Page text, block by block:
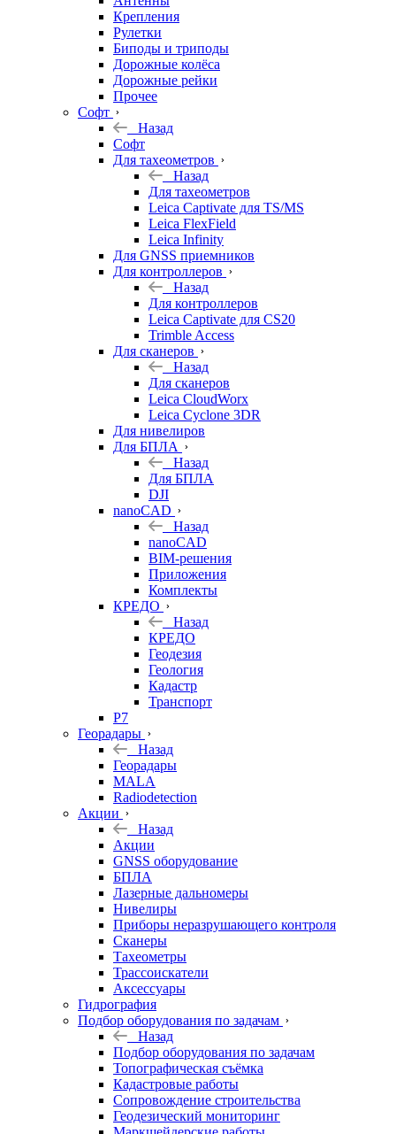
Крепления
Рулетки
Биподы и триподы
Дорожные колёса
Дорожные рейки
Прочее
Софт
Назад
Софт
Для тахеометров
Назад
Для тахеометров
Leica Captivate для TS/MS
Leica FlexField
Leica Infinity
Для GNSS приемников
Для контроллеров
Назад
Для контроллеров
Leica Captivate для CS20
Trimble Access
Для сканеров
Назад
Для сканеров
Leica CloudWorx
Leica Cyclone 3DR
Для нивелиров
Для БПЛА
Назад
Для БПЛА
DJI
nanoCAD
Назад
nanoCAD
BIM-решения
Приложения
Комплекты
КРЕДО
Назад
КРЕДО
Геодезия
Геология
Кадастр
Транспорт
Р7
Георадары
Назад
Георадары
MALA
Radiodetection
Акции
Назад
Акции
GNSS оборудование
БПЛА
Лазерные дальномеры
Нивелиры
Приборы неразрушающего контроля
Сканеры
Тахеометры
Трассоискатели
Аксессуары
Гидрография
Подбор оборудования по задачам
Назад
Подбор оборудования по задачам
Топографическая съёмка
Кадастровые работы
Сопровождение строительства
Геодезический мониторинг